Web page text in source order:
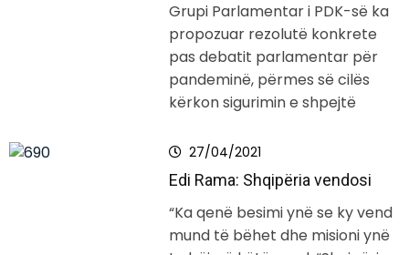
Grupi Parlamentar i PDK-së ka
propozuar rezolutë konkrete
pas debatit parlamentar për
pandeminë, përmes së cilës
kërkon sigurimin e shpejtë
27/04/2021
Edi Rama: Shqipëria vendosi
“Ka qenë besimi ynë se ky vend
mund të bëhet dhe misioni ynë